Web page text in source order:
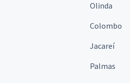
Olinda
Colombo
Jacareí
Palmas